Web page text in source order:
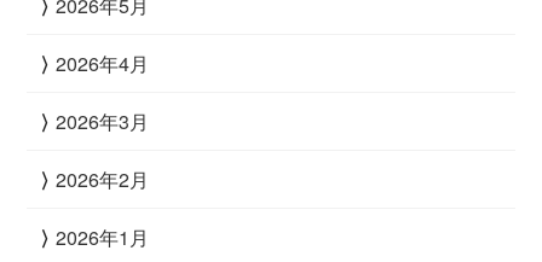
2026年4月
2026年3月
2026年2月
2026年1月